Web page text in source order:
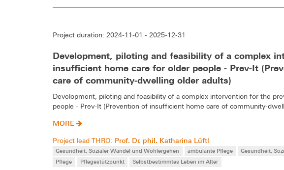
Project duration: 2024-11-01 - 2025-12-31
Development, piloting and feasibility of a complex
insufficient home care for older people - Prev-It
care of community-dwelling older adults)
Development, piloting and feasibility of a complex intervention for the
people - Prev-It (Prevention of insufficient home care of community-
MORE
Project lead THRO: Prof. Dr. phil. Katharina Lüftl
Gesundheit, Sozialer Wandel und Wohlergehen ambulante Pflege Gesundheit,
Pflege
Pflegestützpunkt Selbstbestimmtes Leben im Alter